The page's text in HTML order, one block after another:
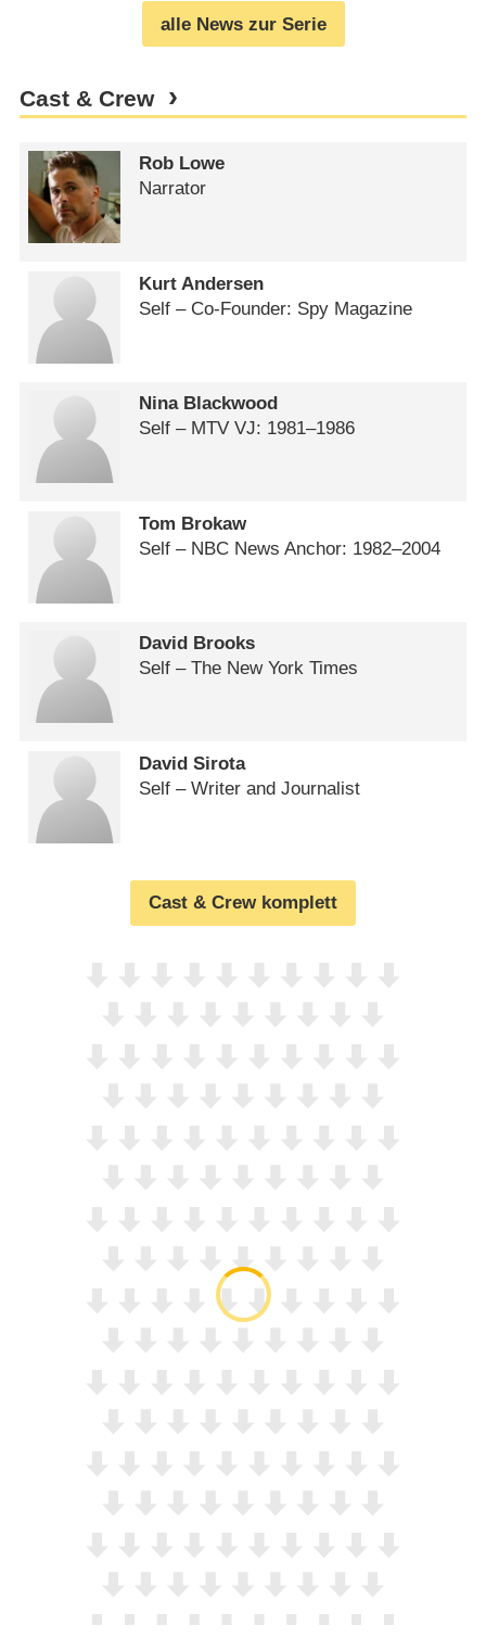
alle News zur Serie
Cast & Crew
Rob Lowe
Narrator
Kurt Andersen
Self – Co-Founder: Spy Magazine
Nina Blackwood
Self – MTV VJ: 1981⁠–⁠1986
Tom Brokaw
Self – NBC News Anchor: 1982⁠–⁠2004
David Brooks
Self – The New York Times
David Sirota
Self – Writer and Journalist
Cast & Crew komplett